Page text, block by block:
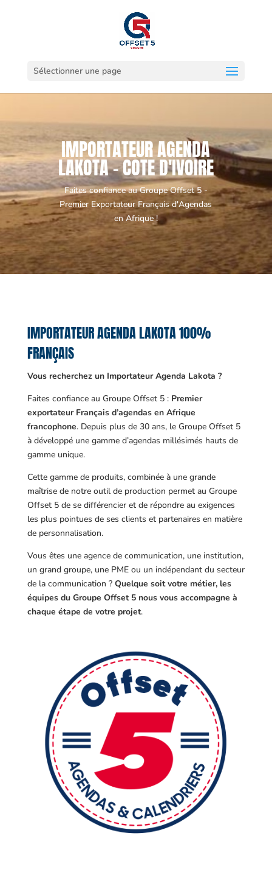
Sélectionner une page
IMPORTATEUR AGENDA
LAKOTA - COTE D'IVOIRE
Faites confiance au Groupe Offset 5 -
Premier Exportateur Français d'Agendas
en Afrique !
IMPORTATEUR AGENDA LAKOTA 100%
FRANÇAIS
Vous recherchez un Importateur Agenda Lakota ?
Faites confiance au Groupe Offset 5 : Premier
exportateur Français d’agendas en Afrique
francophone. Depuis plus de 30 ans, le Groupe Offset 5
à développé une gamme d’agendas millésimés hauts de
gamme unique.
Cette gamme de produits, combinée à une grande
maîtrise de notre outil de production permet au Groupe
Offset 5 de se différencier et de répondre au exigences
les plus pointues de ses clients et partenaires en matière
de personnalisation.
Vous êtes une agence de communication, une institution,
un grand groupe, une PME ou un indépendant du secteur
de la communication ? Quelque soit votre métier, les
équipes du Groupe Offset 5 nous vous accompagne à
chaque étape de votre projet.